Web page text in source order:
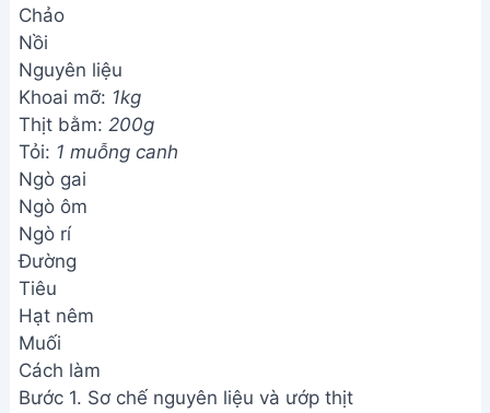
Chảo
Nồi
Nguyên liệu
Khoai mỡ: 1kg
Thịt bằm: 200g
Tỏi: 1 muỗng canh
Ngò gai
Ngò ôm
Ngò rí
Đường
Tiêu
Hạt nêm
Muối
Cách làm
Bước 1. Sơ chế nguyên liệu và ướp thịt